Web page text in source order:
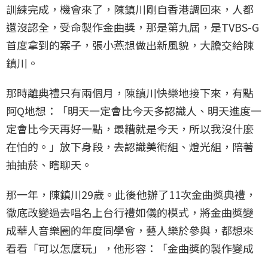
訓練完成，機會來了，陳鎮川剛自香港調回來，人都
還沒認全，受命製作金曲獎，那是第九屆，是TVBS-G
首度拿到的案子，張小燕想做出新風貌，大膽交給陳
鎮川。
那時離典禮只有兩個月，陳鎮川快樂地接下來，有點
阿Q地想：「明天一定會比今天多認識人、明天進度一
定會比今天再好一點，最糟就是今天，所以我沒什麼
在怕的。」放下身段，去認識美術組、燈光組，陪著
抽抽菸、瞎聊天。
那一年，陳鎮川29歲。此後他辦了11次金曲獎典禮，
徹底改變過去唱名上台行禮如儀的模式，將金曲獎變
成華人音樂圈的年度同學會，藝人樂於參與，都想來
看看「可以怎麼玩」，他形容：「金曲獎的製作變成